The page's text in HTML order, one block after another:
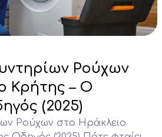
Ρούχων
Κρήτης – Ο
(2025)
Ρούχων στο Ηράκλειο